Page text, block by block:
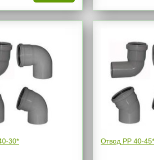
30* Отвод РР 40-45*